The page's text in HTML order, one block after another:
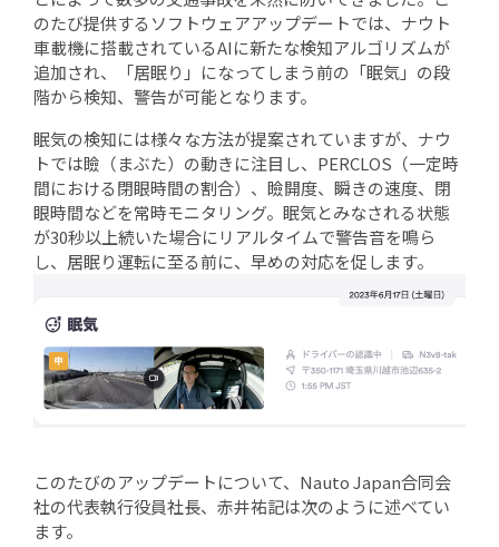
のたび提供するソフトウェアアップデートでは、ナウト
車載機に搭載されているAIに新たな検知アルゴリズムが
追加され、「居眠り」になってしまう前の「眠気」の段
階から検知、警告が可能となります。
眠気の検知には様々な方法が提案されていますが、ナウ
トでは瞼（まぶた）の動きに注目し、PERCLOS（一定時
間における閉眼時間の割合）、瞼開度、瞬きの速度、閉
眼時間などを常時モニタリング。眠気とみなされる状態
が30秒以上続いた場合にリアルタイムで警告音を鳴ら
し、居眠り運転に至る前に、早めの対応を促します。
このたびのアップデートについて、Nauto Japan合同会
社の代表執行役員社長、赤井祐記は次のように述べてい
ます。